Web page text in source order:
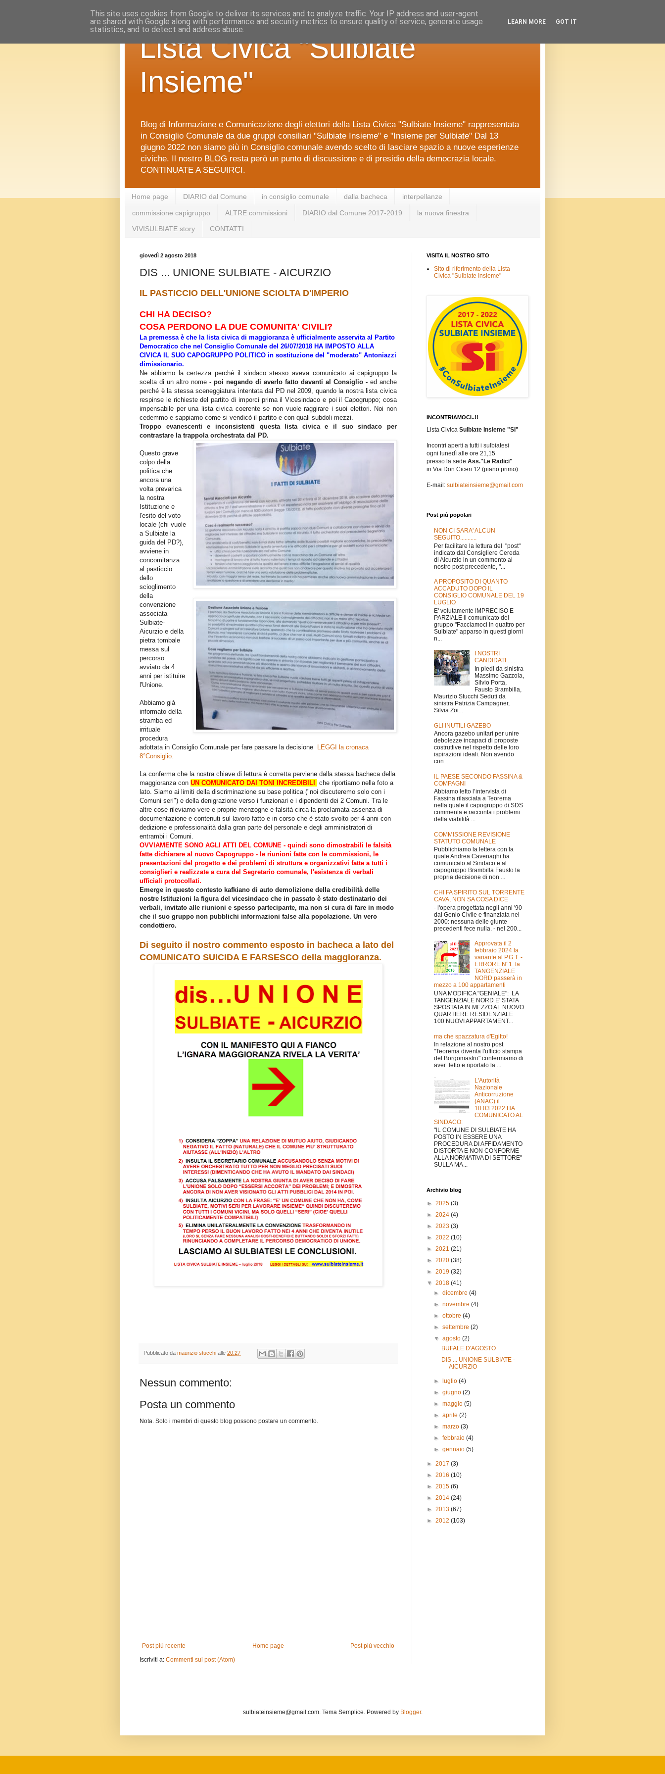
Lista Civica "Sulbiate
Insieme"
Blog di Informazione e Comunicazione degli elettori della Lista Civica "Sulbiate Insieme" rappresentata
in Consiglio Comunale da due gruppi consiliari "Sulbiate Insieme" e "Insieme per Sulbiate" Dal 13
giugno 2022 non siamo più in Consiglio comunale avendo scelto di lasciare spazio a nuove esperienze
civiche. Il nostro BLOG resta però un punto di discussione e di presidio della democrazia locale.
CONTINUATE A SEGUIRCI.
Home page DIARIO dal Comune in consiglio comunale dalla bacheca interpellanze
commissione capigruppo ALTRE commissioni DIARIO dal Comune 2017-2019 la nuova finestra
VIVISULBIATE story CONTATTI
giovedì 2 agosto 2018
DIS ... UNIONE SULBIATE - AICURZIO
IL PASTICCIO DELL'UNIONE SCIOLTA D'IMPERIO
CHI HA DECISO?
COSA PERDONO LA DUE COMUNITA' CIVILI?
La premessa è che la lista civica di maggioranza è ufficialmente asservita al Partito
Democratico che nel Consiglio Comunale del 26/07/2018 HA IMPOSTO ALLA
CIVICA IL SUO CAPOGRUPPO POLITICO in sostituzione del "moderato" Antoniazzi
dimissionario.
Ne abbiamo la certezza perché il sindaco stesso aveva comunicato ai capigruppo la
scelta di un altro nome - poi negando di averlo fatto davanti al Consiglio - ed anche
perché è la stessa sceneggiatura intentata dal PD nel 2009, quando la nostra lista civica
respinse le richieste del partito di imporci prima il Vicesindaco e poi il Capogruppo; cosa
impensabile per una lista civica coerente se non vuole raggirare i suoi elettori. Noi non
cedemmo e sappiamo come si vendicò il partito e con quali subdoli mezzi.
Troppo evanescenti e inconsistenti questa lista civica e il suo sindaco per
contrastare la trappola orchestrata dal PD.
Questo grave
colpo della
politica che
ancora una
volta prevarica
la nostra
Istituzione e
l'esito del voto
locale (chi vuole
a Sulbiate la
guida del PD?),
avviene in
concomitanza
al pasticcio
dello
scioglimento
della
convenzione
associata
Sulbiate-
Aicurzio e della
pietra tombale
messa sul
percorso
avviato da 4
anni per istituire
l'Unione.
Abbiamo già
informato della
stramba ed
irrituale
procedura
adottata in Consiglio Comunale per fare passare la decisione
LEGGI la cronaca
8°Consiglio.
La conferma che la nostra chiave di lettura è corretta perviene dalla stessa bacheca della
maggioranza con UN COMUNICATO DAI TONI INCREDIBILI
che riportiamo nella foto a
lato. Siamo ai limiti della discriminazione su base politica ("noi discuteremo solo con i
Comuni seri") e della denigrazione verso i funzionari e i dipendenti dei 2 Comuni. Tra le
altre cose rileviamo vere e proprie menzogne e falsità circa la proclamata assenza di
documentazione e contenuti sul lavoro fatto e in corso che è stato svolto per 4 anni con
dedizione e professionalità dalla gran parte del personale e degli amministratori di
entrambi i Comuni.
OVVIAMENTE SONO AGLI ATTI DEL COMUNE - quindi sono dimostrabili le falsità
fatte dichiarare al nuovo Capogruppo - le riunioni fatte con le commissioni, le
presentazioni del progetto e dei problemi di struttura e organizzativi fatte a tutti i
consiglieri e realizzate a cura del Segretario comunale, l'esistenza di verbali
ufficiali protocollati.
Emerge in questo contesto kafkiano di auto demolizione della credibilità delle
nostre Istituzioni la figura del vicesindaco che in passato è stato destinatario dei
verbali, invitato alle riunioni e spesso partecipante, ma non si cura di fare in modo
che il suo gruppo non pubblichi informazioni false alla popolazione. Un vero
condottiero.
Di seguito il nostro commento esposto in bacheca a lato del
COMUNICATO SUICIDA E FARSESCO della maggioranza.
Pubblicato da maurizio stucchi alle 20:27
Nessun commento:
Posta un commento
Nota. Solo i membri di questo blog possono postare un commento.
Post più recente Post più vecchio
Home page
Iscriviti a: Commenti sul post (Atom)
VISITA IL NOSTRO SITO
Sito di riferimento della Lista
Civica "Sulbiate Insieme"
INCONTRIAMOCI..!!
Lista Civica Sulbiate Insieme "SI"
Incontri aperti a tutti i sulbiatesi
ogni lunedì alle ore 21,15
presso la sede Ass."Le Radici"
in Via Don Ciceri 12 (piano primo).
E-mail: sulbiateinsieme@gmail.com
Post più popolari
NON CI SARA' ALCUN
SEGUITO...........
Per facilitare la lettura del "post"
indicato dal Consigliere Cereda
di Aicurzio in un commento al
nostro post precedente, "...
A PROPOSITO DI QUANTO
ACCADUTO DOPO IL
CONSIGLIO COMUNALE DEL 19
LUGLIO
E' volutamente IMPRECISO E
PARZIALE il comunicato del
gruppo "Facciamoci in quattro per
Sulbiate" apparso in questi giorni
n...
I NOSTRI
CANDIDATI......
In piedi da sinistra
Massimo Gazzola,
Silvio Porta,
Fausto Brambilla,
Maurizio Stucchi Seduti da
sinistra Patrizia Campagner,
Silvia Zoi...
GLI INUTILI GAZEBO
Ancora gazebo unitari per unire
debolezze incapaci di proposte
costruttive nel rispetto delle loro
ispirazioni ideali. Non avendo
con...
IL PAESE SECONDO FASSINA &
COMPAGNI
Abbiamo letto l’intervista di
Fassina rilasciata a Teorema
nella quale il capogruppo di SDS
commenta e racconta i problemi
della viabilità ...
COMMISSIONE REVISIONE
STATUTO COMUNALE
Pubblichiamo la lettera con la
quale Andrea Cavenaghi ha
comunicato al Sindaco e al
capogruppo Brambilla Fausto la
propria decisione di non ...
CHI FA SPIRITO SUL TORRENTE
CAVA, NON SA COSA DICE
- l'opera progettata negli anni '90
dal Genio Civile e finanziata nel
2000: nessuna delle giunte
precedenti fece nulla. - nel 200...
Approvata il 2
febbraio 2024 la
variante al P.G.T. -
ERRORE N°1: la
TANGENZIALE
NORD passerà in
mezzo a 100 appartamenti
UNA MODIFICA "GENIALE": LA
TANGENZIALE NORD E' STATA
SPOSTATA IN MEZZO AL NUOVO
QUARTIERE RESIDENZIALE
100 NUOVI APPARTAMENT...
ma che spazzatura d'Egitto!
In relazione al nostro post
"Teorema diventa l'ufficio stampa
del Borgomastro" confermiamo di
aver letto e riportato la ...
L'Autorità
Nazionale
Anticorruzione
(ANAC) il
10.03.2022 HA
COMUNICATO AL
SINDACO:
"IL COMUNE DI SULBIATE HA
POSTO IN ESSERE UNA
PROCEDURA DI AFFIDAMENTO
DISTORTA E NON CONFORME
ALLA NORMATIVA DI SETTORE"
SULLA MA...
Archivio blog
► 2025 (3)
► 2024 (4)
► 2023 (3)
► 2022 (10)
► 2021 (21)
► 2020 (38)
► 2019 (32)
▼ 2018 (41)
►dicembre(4)
►novembre(4)
►ottobre(4)
►settembre(2)
▼agosto(2)
BUFALE D'AGOSTO
DIS ... UNIONE SULBIATE -
AICURZIO
► luglio(4)
►giugno(2)
►maggio(5)
►aprile(2)
►marzo(3)
►febbraio(4)
►gennaio(5)
► 2017 (3)
► 2016 (10)
► 2015 (6)
► 2014 (24)
► 2013 (67)
► 2012 (103)
sulbiateinsieme@gmail.com. Tema Semplice. Powered by Blogger.
This site uses cookies from Google to deliver its services and to analyze traffic. Your IP address and user-agent
are shared with Google along with performance and security metrics to ensure quality of service, generate usage
statistics, and to detect and address abuse.
LEARN MORE GOT IT